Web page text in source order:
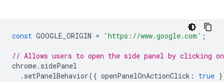
const GOOGLE_ORIGIN = 'https://www.google.com' ;
// Allows users to open the side panel by clicking
chrome. sidePanel
. setPanelBehavior({ openPanelOnActionClick : true